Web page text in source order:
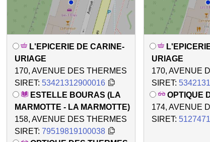
L'EPICERIE DE CARINE-
URIAGE
170, AVENUE DES THERMES
SIRET: 53421312900016
ESTELLE BOURAS (LA
MARMOTTE - LA MARMOTTE)
158, AVENUE DES THERMES
SIRET: 79519819100038
URIAGE
170, AVENUE
SIRET:
OPTIQUE
174, AVENUE
SIRET: